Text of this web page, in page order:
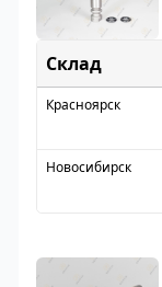
Склад
Красноярск
Новосибирск